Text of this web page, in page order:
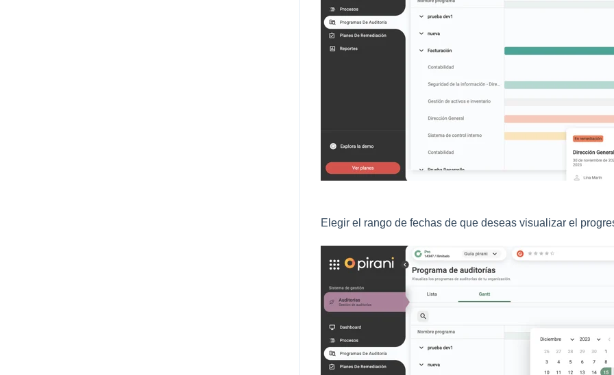
Elegir el rango de fechas de que deseas visualizar el